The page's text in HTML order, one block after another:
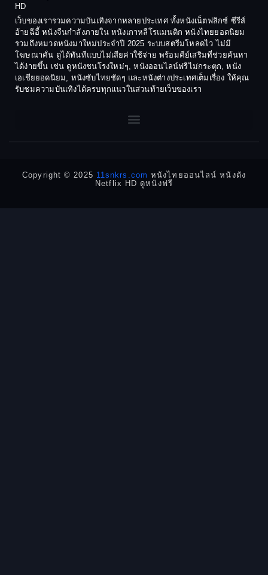
Culture
Dance เต้น
Dark Comedy ตลกร้าย
DC
Detective สืบสวน
1974
1973
1972
1971
1970
1969
1968
1964
HD
เว็บของเรารวมความบันเทิงจากหลายประเทศ ทั้งหนังเน็ตฟลิกซ์ ซีรีส์
อ้ายฉีอี้ หนังจีนกำลังภายใน หนังเกาหลีโรแมนติก หนังไทยยอดนิยม
รวมถึงหมวดหนังมาใหม่ประจำปี 2025 ระบบสตรีมโหลดไว ไม่มี
โฆษณาคั่น ดูได้ทันทีแบบไม่เสียค่าใช้จ่าย พร้อมคีย์เสริมที่ช่วยค้นหา
ได้ง่ายขึ้น เช่น ดูหนังชนโรงใหม่ๆ, หนังออนไลน์ฟรีไม่กระตุก, หนัง
เอเชียยอดนิยม, หนังซับไทยชัดๆ และหนังต่างประเทศเต็มเรื่อง ให้คุณ
รับชมความบันเทิงได้ครบทุกแนวในส่วนท้ายเว็บของเรา
Copyright © 2025 11snkrs.com หนังไทยออนไลน์ หนังดัง
Netflix HD ดูหนังฟรี